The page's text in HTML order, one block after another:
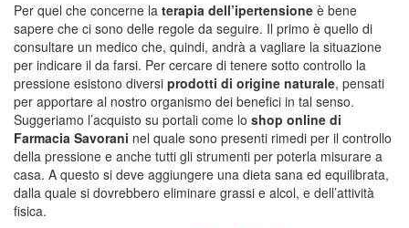
Per quel che concerne la terapia dell’ipertensione è bene
sapere che ci sono delle regole da seguire. Il primo è quello di
consultare un medico che, quindi, andrà a vagliare la situazione
per indicare il da farsi. Per cercare di tenere sotto controllo la
pressione esistono diversi prodotti di origine naturale, pensati
per apportare al nostro organismo dei benefici in tal senso.
Suggeriamo l’acquisto su portali come lo shop online di
Farmacia Savorani nel quale sono presenti rimedi per il controllo
della pressione e anche tutti gli strumenti per poterla misurare a
casa. A questo si deve aggiungere una dieta sana ed equilibrata,
dalla quale si dovrebbero eliminare grassi e alcol, e dell’attività
fisica.